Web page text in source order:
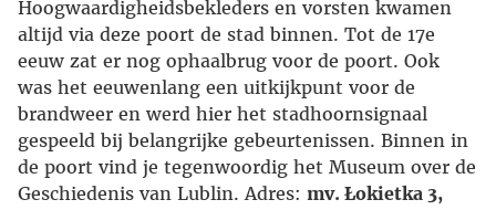
Hoogwaardigheidsbekleders en vorsten kwamen
altijd via deze poort de stad binnen. Tot de 17e
eeuw zat er nog ophaalbrug voor de poort. Ook
was het eeuwenlang een uitkijkpunt voor de
brandweer en werd hier het stadhoornsignaal
gespeeld bij belangrijke gebeurtenissen. Binnen in
de poort vind je tegenwoordig het Museum over de
Geschiedenis van Lublin. Adres: mv. Łokietka 3,